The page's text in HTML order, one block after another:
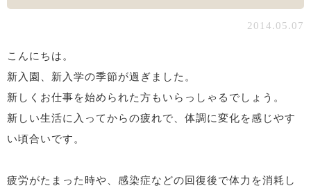
2014.05.07
こんにちは。
新入園、新入学の季節が過ぎました。
新しくお仕事を始められた方もいらっしゃるでしょう。
新しい生活に入ってからの疲れで、体調に変化を感じやす
い頃合いです。
疲労がたまった時や、感染症などの回復後で体力を消耗し